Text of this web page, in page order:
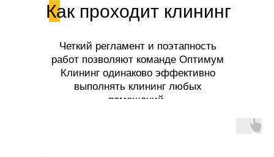
Как проходит клининг
Четкий регламент и поэтапность
работ позволяют команде Оптимум
Клининг одинаково эффективно
выполнять клининг любых
помещений.